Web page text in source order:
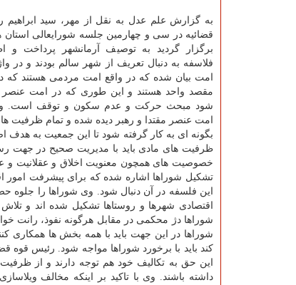
به گزارش علم عدل به نقل از مهر، سید ابراهیم
قضائیه در سی و چهارمین جلسه شورایعالی استان
برگزار گردید به توصیف آرمانشهر پرداخت و
فلاسفه به دنبال تعریف از شهر سالم بودند و در
امت بیان شده که در واقع امت مردمی هستند که
مقصد واحد هستند و این طوری که در امت
شود مبحث حرکت و عدم سکون و توقف است. وی
امت عنصر مقتدا و رهبر دیده شده و تمام ظرفیت
بگونه ای به کار گرفته شود تا این جمعیت به
ظرفیت های مادی باید با مدیریت صحیح در جهت
خصوصیت های همچون معنویت اخلاق و عقلانیت و
تشکیل شوراها اشاره شده که برای پیشرفت امور
این فلسفه در آن دنبال شود. وی شوراها را جلوه
اقتصادی شهرها و روستاها تشکیل شده اند و
شوراها دژ محکمی در مقابل هرگونه نفوذ، رانت
شوراها در این جهت باید با همه بخش ها همکاری
کند باید با برخورد شوراها مواجه شود. رئیس قوه
این حق به تکالیف خود هم توجه دارند و از
داشته باشند. وی با تاکید بر اینکه مخالف